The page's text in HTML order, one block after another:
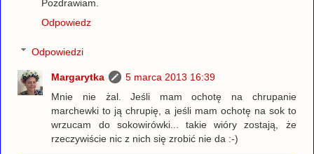
Pozdrawiam.
Odpowiedz
Odpowiedzi
Margarytka
5 marca 2013 16:39
Mnie nie żal. Jeśli mam ochotę na chrupanie
marchewki to ją chrupię, a jeśli mam ochotę na sok to
wrzucam do sokowirówki... takie wióry zostają, że
rzeczywiście nic z nich się zrobić nie da :-)